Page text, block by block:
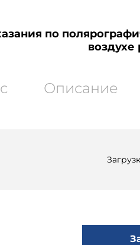
по
воздухе
Описание